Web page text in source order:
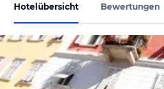
Hotelübersicht Bewertungen